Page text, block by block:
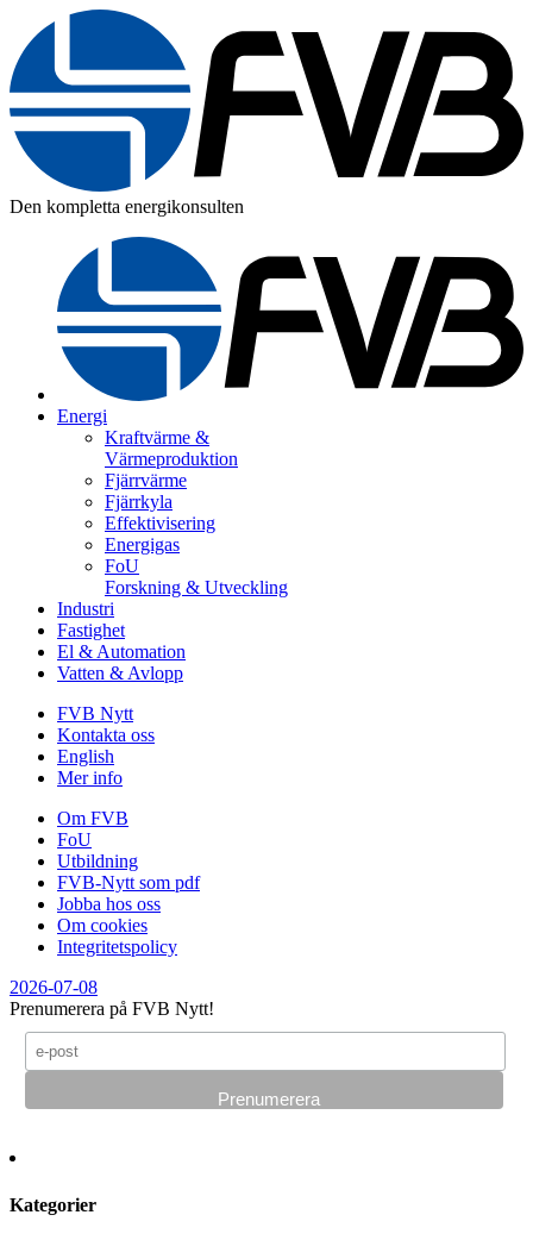
Den kompletta energikonsulten
Energi
Kraftvärme &
Värmeproduktion
Fjärrvärme
Fjärrkyla
Effektivisering
Energigas
FoU
Forskning & Utveckling
Industri
Fastighet
El & Automation
Vatten & Avlopp
FVB Nytt
Kontakta oss
English
Mer info
Om FVB
FoU
Utbildning
FVB-Nytt som pdf
Jobba hos oss
Om cookies
Integritetspolicy
2026-07-08
Prenumerera på FVB Nytt!
Kategorier